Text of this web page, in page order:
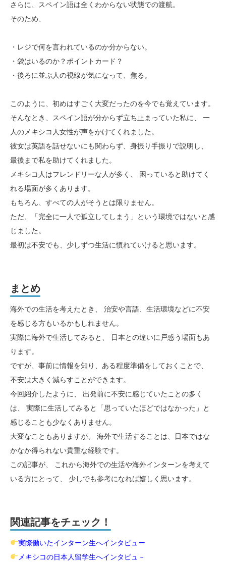
さらに、スペイン語は全くわからない状態での渡航。
そのため、
・レジで何を言われているのか分からない。
・袋はいるのか？ポイントカード？
・後ろに並ぶ人の視線が気になって、焦る。
このように、初めはすごく大変だったのを今でも覚えています。
そんなとき、スペイン語が分からず立ち止まっていた私に、 一
人のメキシコ人女性が声をかけてくれました。
彼女は英語を話せないにも関わらず、身振り手振りで説明し、
最後まで私を助けてくれました。
メキシコ人はフレンドリーな人が多く、 困っていると助けてく
れる場面が多くあります。
もちろん、すべての人がそうとは限りません。
ただ、「完全に一人で孤立してしまう」という環境ではないと感
じました。
最初は不安でも、少しずつ生活に慣れていけると思います。
まとめ
海外での生活を考えたとき、 治安や言語、生活環境などに不安
を感じる方もいるかもしれません。
実際に海外で生活してみると、 日本との違いに戸惑う場面もあ
ります。
ですが、事前に情報を知り、ある程度準備をしておくことで、
不安は大きく減らすことができます。
今回紹介したように、 出発前に不安に感じていたことの多く
は、 実際に生活してみると「思っていたほどではなかった」と
感じることも少なくありません。
大変なこともありますが、 海外で生活することは、日本ではな
かなか得られない貴重な経験です。
この記事が、 これから海外での生活や海外インターンを考えて
いる方にとって、 少しでも参考になれば嬉しく思います。
関連記事をチェック！
実際働いたインターン生へインタビュー
メキシコの日本人留学生へインタビュ－